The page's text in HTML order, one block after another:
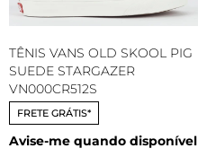
TÊNIS VANS OLD SKOOL PIG
SUEDE STARGAZER
VN000CR512S
FRETE GRÁTIS*
Avise-me quando disponível